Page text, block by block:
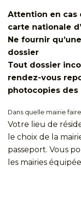
Attention en cas
carte nationale
Ne fournir
dossier
Tout dossier
rendez-vous
photocopies
Dans quelle mairie
Votre lieu de
le choix de la
passeport. Vous
les mairies